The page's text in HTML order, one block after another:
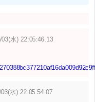
03(水) 22:05:46.13
水) 22:05:54.07